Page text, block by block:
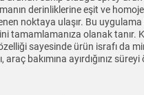
derinliklerine eşit ve
noktaya ulaşır. Bu uygulama
tamamlamanıza olanak tanır.
sayesinde ürün israfı da
bakımına ayırdığınız süreyi